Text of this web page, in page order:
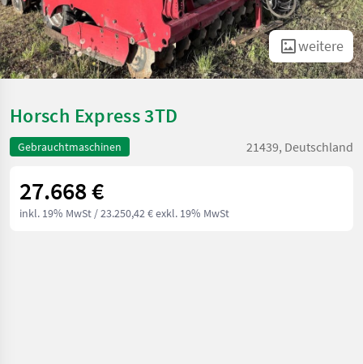
weitere
Horsch Express 3TD
Gebrauchtmaschinen 21439, Deutschland
27.668 €
inkl. 19% MwSt / 23.250,42 € exkl. 19% MwSt